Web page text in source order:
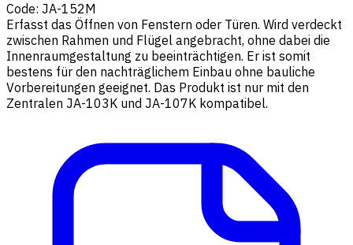
Code: JA-152M
Erfasst das Öffnen von Fenstern oder Türen. Wird verdeckt
zwischen Rahmen und Flügel angebracht, ohne dabei die
Innenraumgestaltung zu beeinträchtigen. Er ist somit
bestens für den nachträglichem Einbau ohne bauliche
Vorbereitungen geeignet. Das Produkt ist nur mit den
Zentralen JA-103K und JA-107K kompatibel.